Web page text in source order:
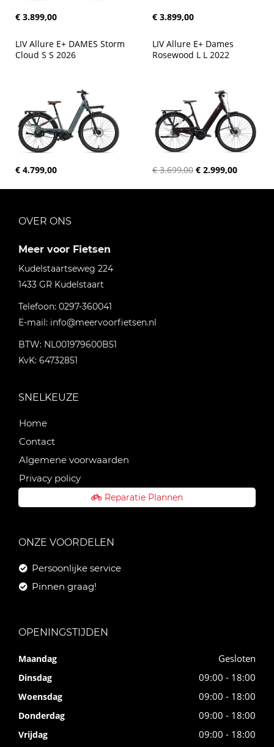
€ 3.899,00 € 3.899,00
LIV Allure E+ DAMES Storm
Cloud S S 2026
€ 4.799,00
LIV Allure E+ Dames
Rosewood L L 2022
€ 3.699,00 € 2.999,00
OVER ONS
Meer voor Fietsen
Kudelstaartseweg 224
1433 GR Kudelstaart
Telefoon: 0297-360041
E-mail: info@meervoorfietsen.nl
BTW: NL001979600B51
KvK: 64732851
SNELKEUZE
Home
Contact
Algemene voorwaarden
Privacy policy
Reparatie Plannen
ONZE VOORDELEN
Persoonlijke service
Pinnen graag!
OPENINGSTIJDEN
Maandag Gesloten
Dinsdag 09:00 - 18:00
Woensdag 09:00 - 18:00
Donderdag 09:00 - 18:00
Vrijdag
09:00 - 18:00